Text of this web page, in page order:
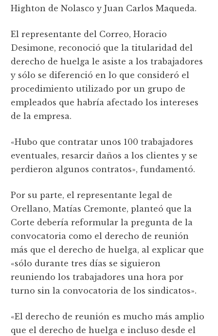
Highton de Nolasco y Juan Carlos Maqueda.
El representante del Correo, Horacio
Desimone, reconoció que la titularidad del
derecho de huelga le asiste a los trabajadores
y sólo se diferenció en lo que consideró el
procedimiento utilizado por un grupo de
empleados que habría afectado los intereses
de la empresa.
«Hubo que contratar unos 100 trabajadores
eventuales, resarcir daños a los clientes y se
perdieron algunos contratos», fundamentó.
Por su parte, el representante legal de
Orellano, Matías Cremonte, planteó que la
Corte debería reformular la pregunta de la
convocatoria como el derecho de reunión
más que el derecho de huelga, al explicar que
«sólo durante tres días se siguieron
reuniendo los trabajadores una hora por
turno sin la convocatoria de los sindicatos».
«El derecho de reunión es mucho más amplio
que el derecho de huelga e incluso desde el